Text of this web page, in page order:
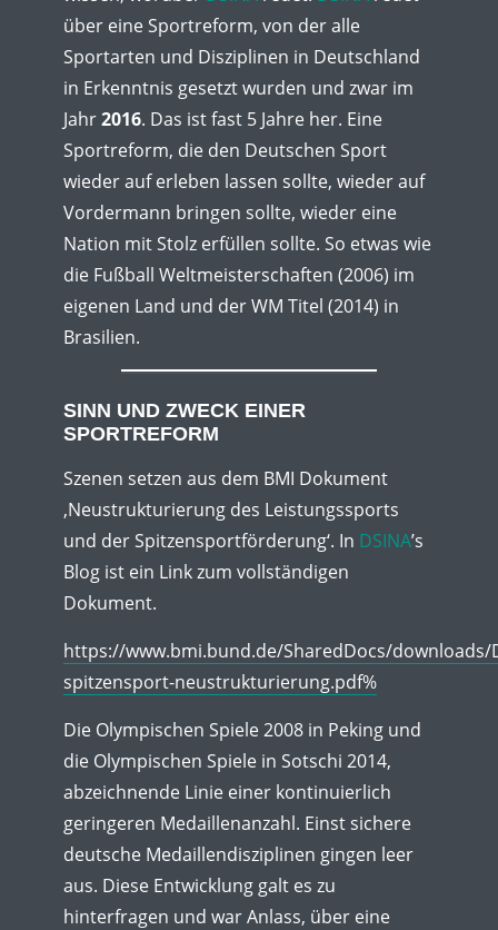
über eine Sportreform, von der alle
Sportarten und Disziplinen in Deutschland
in Erkenntnis gesetzt wurden und zwar im
Jahr2016. Das ist fast 5 Jahre her. Eine
Sportreform, die den Deutschen Sport
wieder auf erleben lassen sollte, wieder auf
Vordermann bringen sollte, wieder eine
Nation mit Stolz erfüllen sollte. So etwas wie
die Fußball Weltmeisterschaften (2006) im
eigenen Land und der WM Titel (2014) in
Brasilien.
SINN UND ZWECK EINER
SPORTREFORM
Szenen setzen aus dem BMI Dokument
‚Neustrukturierung des Leistungssports
und der Spitzensportförderung‘. In DSINA’s
Blog ist ein Link zum vollständigen
Dokument.
https://www.bmi.bund.de/SharedDocs/
spitzensport-neustrukturierung.pdf%
Die Olympischen Spiele 2008 in Peking und
die Olympischen Spiele in Sotschi 2014,
abzeichnende Linie einer kontinuierlich
geringeren Medaillenanzahl. Einst sichere
deutsche Medaillendisziplinen gingen leer
aus. Diese Entwicklung galt es zu
hinterfragen und war Anlass, über eine